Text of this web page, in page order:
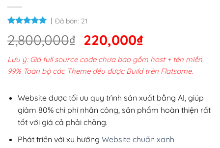
Đã bán: 21
2,800,000₫ Giá
gốc
là:
2,800,000₫.
220,000₫Giá
hiện
tại
220,000₫.
Lưu ý: Giá full source code chưa bao gồm host + tên miền.
99% Toàn bộ các Theme đều được Build trên Flatsome.
Website được tối ưu quy trình sản xuất bằng AI, giúp
giảm 80% chi phí nhân công, sản phẩm hoàn thiện rất
tốt với giá cả phải chăng.
Phát triển với xu hướng Website chuẩn xanh